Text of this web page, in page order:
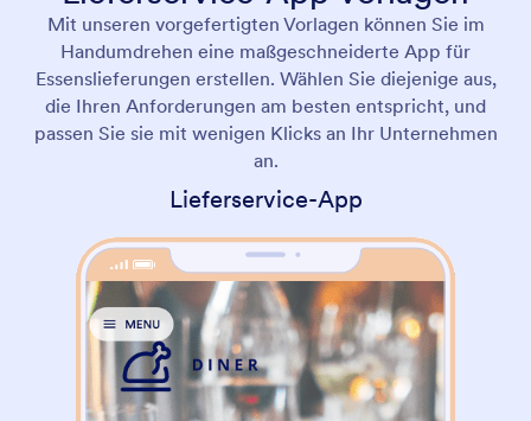
Mit unseren vorgefertigten Vorlagen können Sie im
Handumdrehen eine maßgeschneiderte App für
Essenslieferungen erstellen. Wählen Sie diejenige aus,
die Ihren Anforderungen am besten entspricht, und
passen Sie sie mit wenigen Klicks an Ihr Unternehmen
an.
Lieferservice-App